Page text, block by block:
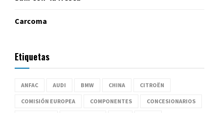
Carcoma
Etiquetas
ANFAC AUDI BMW CHINA CITROËN
COMISIÓN EUROPEA COMPONENTES CONCESIONARIOS